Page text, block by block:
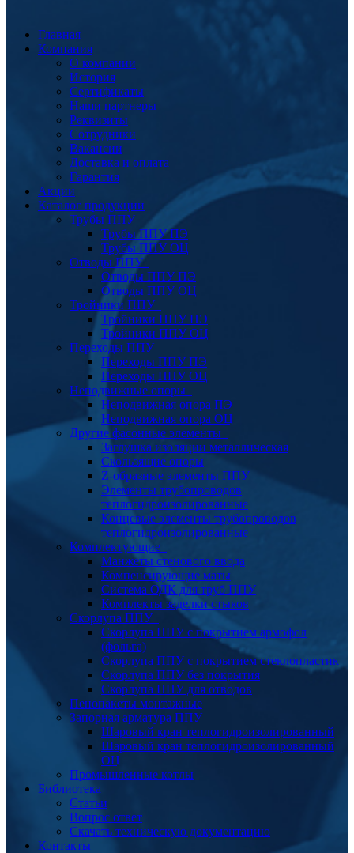
Главная
Компания
О компании
История
Сертификаты
Наши партнеры
Реквизиты
Сотрудники
Вакансии
Доставка и оплата
Гарантия
Акции
Каталог продукции
Трубы ППУ
Трубы ППУ ПЭ
Трубы ППУ ОЦ
Отводы ППУ
Отводы ППУ ПЭ
Отводы ППУ ОЦ
Тройники ППУ
Тройники ППУ ПЭ
Тройники ППУ ОЦ
Переходы ППУ
Переходы ППУ ПЭ
Переходы ППУ ОЦ
Неподвижные опоры
Неподвижная опора ПЭ
Неподвижная опора ОЦ
Другие фасонные элементы
Заглушка изоляции металлическая
Скользящие опоры
Z-образные элементы ППУ
Элементы трубопроводов
теплогидроизолированные
Концевые элементы трубопроводов
теплогидроизолированные
Комплектующие
Манжеты стенового ввода
Компенсирующие маты
Система ОДК для труб ППУ
Комплекты заделки стыков
Скорлупа ППУ
Скорлупа ППУ с покрытием армофол
(фольга)
Скорлупа ППУ с покрытием стеклопластик
Скорлупа ППУ без покрытия
Скорлупа ППУ для отводов
Пенопакеты монтажные
Запорная арматура ППУ
Шаровый кран теплогидроизолированный
Шаровый кран теплогидроизолированный
ОЦ
Промышленные котлы
Библиотека
Статьи
Вопрос ответ
Скачать техническую документацию
Контакты